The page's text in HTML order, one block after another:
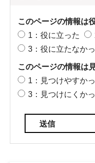
このページの情報は
1：役に立った
3：役に立たなか
このページの情報は
1：見つけやすか
3：見つけにくか